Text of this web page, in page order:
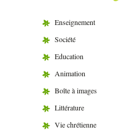
Enseignement
Société
Education
Animation
Boîte à images
Littérature
Vie chrétienne